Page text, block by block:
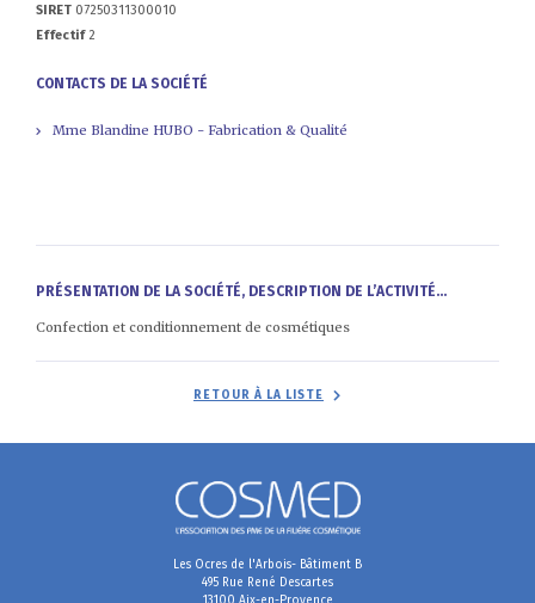
SIRET 07250311300010
Effectif2
CONTACTS DE LA SOCIÉTÉ
Mme Blandine HUBO - Fabrication & Qualité
PRÉSENTATION DE LA SOCIÉTÉ, DESCRIPTION DE L’ACTIVITÉ...
Confection et conditionnement de cosmétiques
RETOUR À LA LISTE
Les Ocres de l'Arbois- Bâtiment B
495 Rue René Descartes